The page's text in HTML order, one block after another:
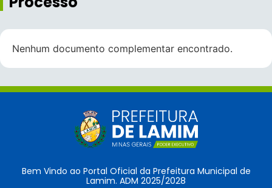
Nenhum documento complementar encontrado.
Bem Vindo ao Portal Oficial da Prefeitura Municipal de
Lamim. ADM 2025/2028